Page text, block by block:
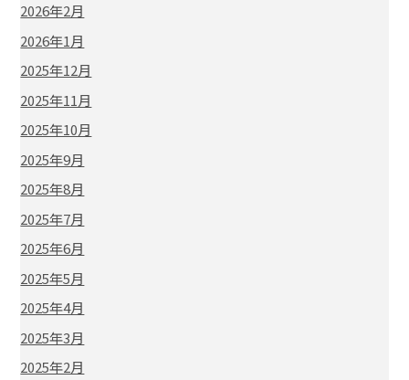
2026年2月
2026年1月
2025年12月
2025年11月
2025年10月
2025年9月
2025年8月
2025年7月
2025年6月
2025年5月
2025年4月
2025年3月
2025年2月